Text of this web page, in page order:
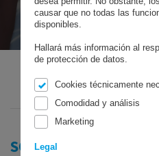
causar que no todas las
disponibles.
Hallará más información al
de protección de datos.
Cookies técnicamente
Comodidad y análisis
Marketing
Legal
SCHNORR GMBH
SOLAR